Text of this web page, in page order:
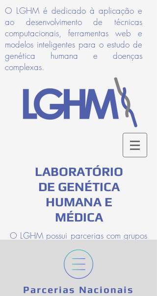
O LGHM é dedicado à aplicação e
ao desenvolvimento de técnicas
computacionais, ferramentas web e
modelos inteligentes para o estudo de
genética humana e doenças
complexas.
LABORATÓRIO
DE GENÉTICA
HUMANA E
MÉDICA
O LGHM possui parcerias com grupos
de pesquisa de
instituiçõesnacionais e
Parcerias Nacionais